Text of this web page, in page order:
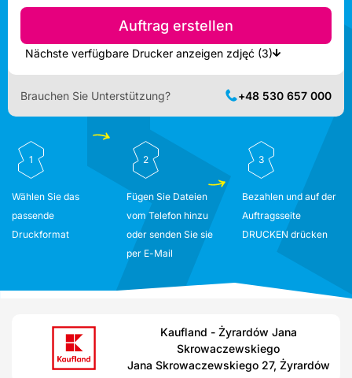
Auftrag erstellen
Nächste verfügbare Drucker anzeigen zdjęć (3)
Brauchen Sie Unterstützung? +48 530 657 000
1
Wählen Sie das
passende
Druckformat
2
Fügen Sie Dateien
vom Telefon hinzu
oder senden Sie sie
per E-Mail
3
Bezahlen und auf der
Auftragsseite
DRUCKEN drücken
Kaufland - Żyrardów Jana
Skrowaczewskiego
Jana Skrowaczewskiego 27, Żyrardów